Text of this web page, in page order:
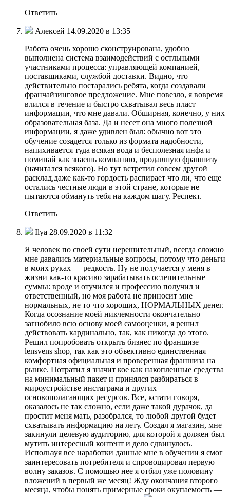
Ответить
Алексей 14.09.2020 в 13:35
Работа очень хорошо сконструирована, удобно
выполнена система взаимодействий с остльными
участниками процесса: управляющей компанией,
поставщиками, службой доставки. Видно, что
действительно постарались ребята, когда создавали
франчайзинговое предложение. Мне повезло, я вовремя
влился в течение и быстро схватывал весь пласт
информации, что мне давали. Обширная, конечно, у них
образовательная база. Да и несет она много полезной
информации, я даже удивлен был: обычно вот это
обучение созадется только из формата надобности,
напихивается туда всякая вода и бесполезная инфа и
поминай как знаешь компанию, продавшую франшизу
(начитался всякого). Но тут встретил совсем другой
расклад,даже как-то гордость распирает что ли, что еще
остались честные люди в этой стране, которые не
пытаются обмануть тебя на каждом шагу. Респект.
Ответить
Ilya 28.09.2020 в 11:32
Я человек по своей сути нерешительный, всегда сложно
мне давались материальные вопросы, потому что деньги
в моих руках — редкость. Ну не получается у меня в
жизни как-то красиво зарабатывать ослепительные
суммы: вроде и отучился и профессию получил и
ответственный, но моя работа не приносит мне
нормальных, не то что хороших, НОРМАЛЬНЫХ денег.
Когда осознание моей никчемности окончательно
загнобило всю основу моей самооценки, я решил
действовать кардинально, так, как никогда до этого.
Решил попробовать открыть бизнес по франшизе
lensvens shop, так как это объективно единственная
комфортная официальная и проверенная франшиза на
рынке. Потратил я значит кое как накопленные средства
на минимальный пакет и принялся разбираться в
мироустройстве инстаграма и других
основополагающих ресурсов. Все, кстати говоря,
оказалось не так сложно, если даже такой дурачок, да
простит меня мать, разобрался, то любой другой будет
схватывать информацию на лету. Создал я магазин, мне
закинули целевую аудиторию, для которой я должен был
мутить интересный контент и дело сдвинулось.
Используя все наработки данные мне в обучении я смог
заинтересовать потребителя и спровоцировал первую
волну заказов. С помощью нее я отбил уже половину
вложений в первый же месяц! Жду окончания второго
месяца, чтобы понять примерные сроки окупаемость —